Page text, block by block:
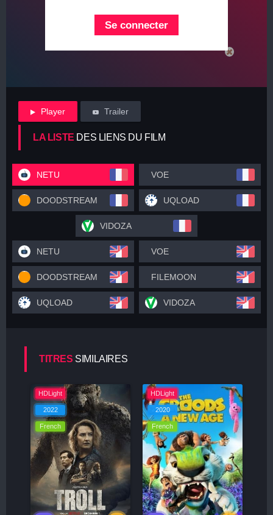
Se connecter
Player Trailer
LA LISTE DES LIENS DU FILM
NETU VOE
DOODSTREAM UQLOAD
VIDOZA
NETU VOE
DOODSTREAM FILEMOON
UQLOAD VIDOZA
TITRES SIMILAIRES
HDLight
2022
French
HDLight
2020
French